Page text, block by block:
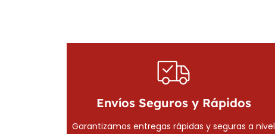
Envíos Seguros y Rápidos
Garantizamos entregas rápidas y seguras a nivel